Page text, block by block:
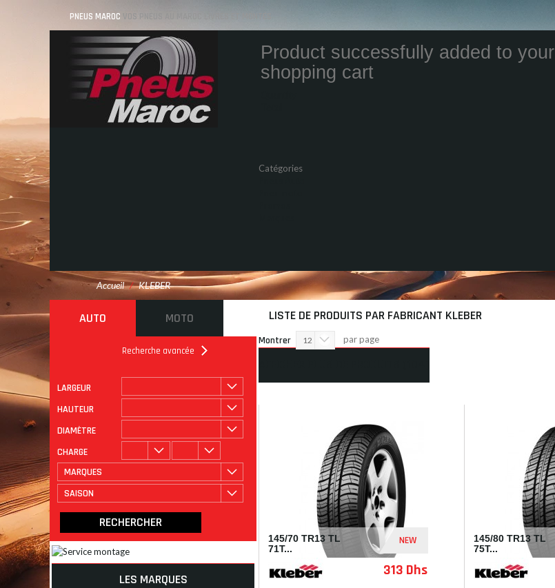
PNEUS MAROC VOS PNEUS AU MAROC LIVRÉS ET MONTÉS
Product successfully added to your
shopping cart
Catégories
Accueil / KLEBER
AUTO MOTO
Recherche avancée
LARGEUR
HAUTEUR
DIAMÈTRE
CHARGE
MARQUES
SAISON
LES MARQUES
LISTE DE PRODUITS PAR FABRICANT KLEBER
Montrer 12 par page
145/70 TR13 TL
71T...
NEW
313 Dhs
145/80 TR13 TL
75T...